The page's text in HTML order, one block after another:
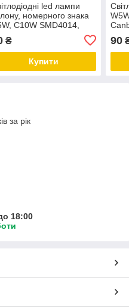
led лампи
номерного знака
C10W SMD4014,
36 ММ
Festoon
₴
Купити
90
за рік
18:00